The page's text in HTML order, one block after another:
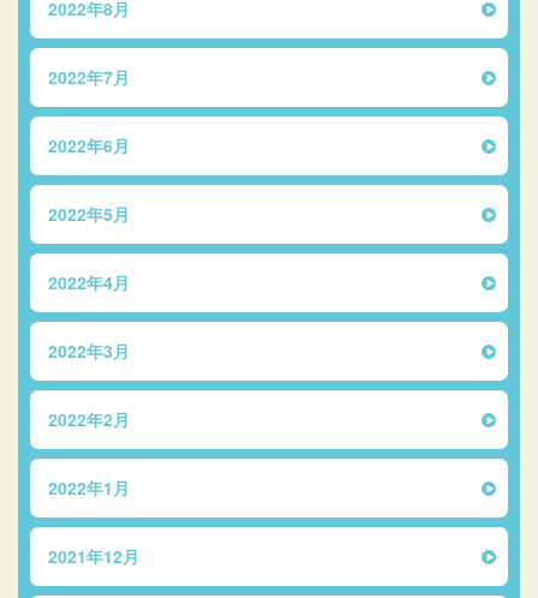
2022年8月
2022年7月
2022年6月
2022年5月
2022年4月
2022年3月
2022年2月
2022年1月
2021年12月